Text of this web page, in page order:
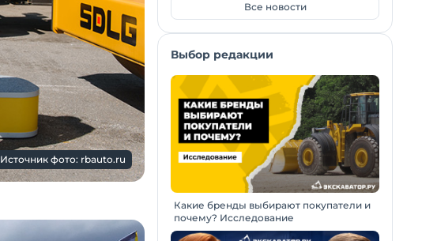
Источник фото: rbauto.ru
Все новости
Выбор редакции
Какие бренды выбирают покупатели и
почему? Исследование